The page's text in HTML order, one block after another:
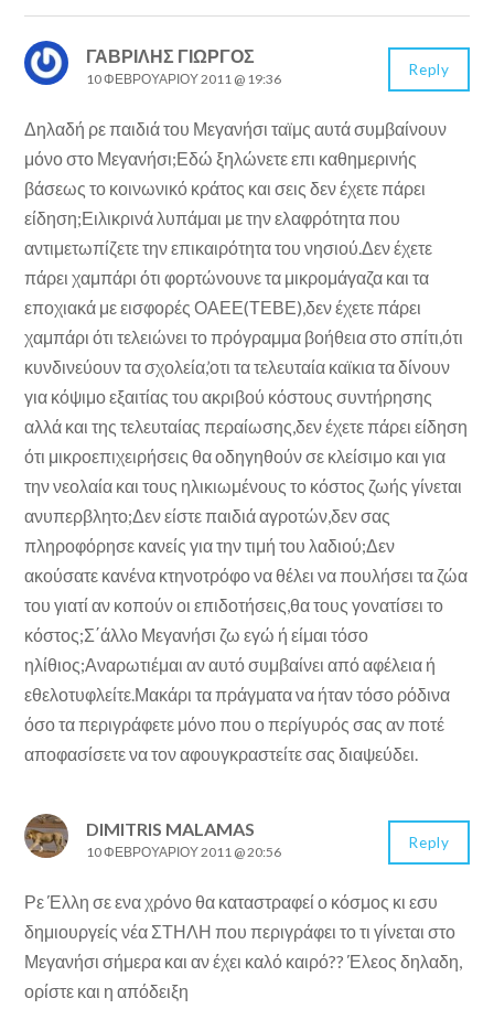
ΓΑΒΡΊΛΗΣ ΓΙΏΡΓΟΣ
10 ΦΕΒΡΟΥΑΡΊΟΥ 2011 @ 19:36
Δηλαδή ρε παιδιά του Μεγανήσι ταϊμς αυτά συμβαίνουν
μόνο στο Μεγανήσι;Εδώ ξηλώνετε επι καθημερινής
βάσεως το κοινωνικό κράτος και σεις δεν έχετε πάρει
είδηση;Ειλικρινά λυπάμαι με την ελαφρότητα που
αντιμετωπίζετε την επικαιρότητα του νησιού.Δεν έχετε
πάρει χαμπάρι ότι φορτώνουνε τα μικρομάγαζα και τα
εποχιακά με εισφορές ΟΑΕΕ(ΤΕΒΕ),δεν έχετε πάρει
χαμπάρι ότι τελειώνει το πρόγραμμα βοήθεια στο σπίτι,ότι
κυνδινεύουν τα σχολεία,’οτι τα τελευταία καϊκια τα δίνουν
για κόψιμο εξαιτίας του ακριβού κόστους συντήρησης
αλλά και της τελευταίας περαίωσης,δεν έχετε πάρει είδηση
ότι μικροεπιχειρήσεις θα οδηγηθούν σε κλείσιμο και για
την νεολαία και τους ηλικιωμένους το κόστος ζωής γίνεται
ανυπερβλητο;Δεν είστε παιδιά αγροτών,δεν σας
πληροφόρησε κανείς για την τιμή του λαδιού;Δεν
ακούσατε κανένα κτηνοτρόφο να θέλει να πουλήσει τα ζώα
του γιατί αν κοπούν οι επιδοτήσεις,θα τους γονατίσει το
κόστος;Σ΄άλλο Μεγανήσι ζω εγώ ή είμαι τόσο
ηλίθιος;Αναρωτιέμαι αν αυτό συμβαίνει από αφέλεια ή
εθελοτυφλείτε.Μακάρι τα πράγματα να ήταν τόσο ρόδινα
όσο τα περιγράφετε μόνο που ο περίγυρός σας αν ποτέ
αποφασίσετε να τον αφουγκραστείτε σας διαψεύδει.
Reply
DIMITRIS MALAMAS
10 ΦΕΒΡΟΥΑΡΊΟΥ 2011 @ 20:56
Ρε Έλλη σε ενα χρόνο θα καταστραφεί ο κόσμος κι εσυ
δημιουργείς νέα ΣΤΗΛΗ που περιγράφει το τι γίνεται στο
Μεγανήσι σήμερα και αν έχει καλό καιρό?? Έλεος δηλαδη,
ορίστε και η απόδειξη
Reply